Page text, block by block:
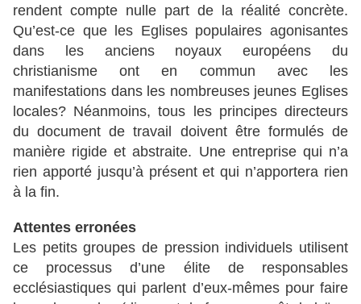
rendent compte nulle part de la réalité concrète.
Qu’est-ce que les Eglises populaires agonisantes
dans les anciens noyaux européens du
christianisme ont en commun avec les
manifestations dans les nombreuses jeunes Eglises
locales? Néanmoins, tous les principes directeurs
du document de travail doivent être formulés de
manière rigide et abstraite. Une entreprise qui n’a
rien apporté jusqu’à présent et qui n’apportera rien
à la fin.
Attentes erronées
Les petits groupes de pression individuels utilisent
ce processus d’une élite de responsables
ecclésiastiques qui parlent d’eux-mêmes pour faire